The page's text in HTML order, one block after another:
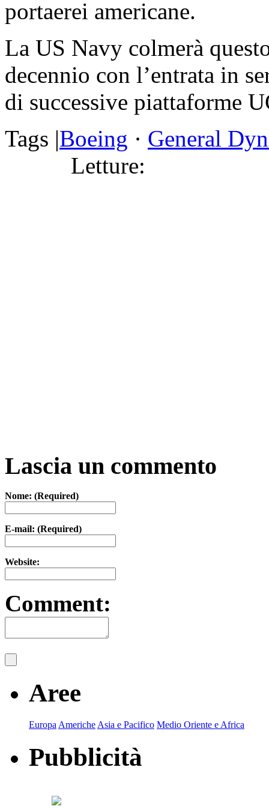
portaerei americane.
La US Navy colmerà
decennio con l’entrata in
di successive piattaforme
Tags |Boeing · General
Letture:
Lascia un commento
Nome: (Required)
E-mail: (Required)
Website:
Comment:
Aree
Europa Americhe Asia e Pacifico Medio Oriente e Africa
Pubblicità